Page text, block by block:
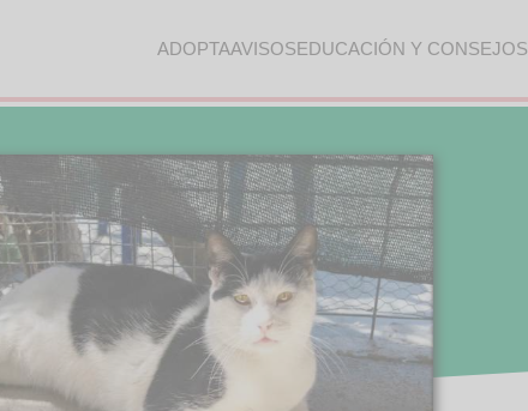
ADOPTAAVISOSEDUCACIÓN Y CONSEJOS